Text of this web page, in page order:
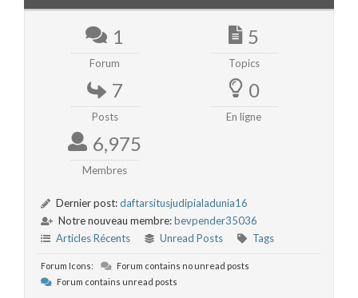
1
Forum
5
Topics
7
Posts
0
En ligne
6,975
Membres
Dernier post:daftarsitusjudipialadunia16
Notre nouveau membre:bevpender35036
Articles Récents
Unread Posts Tags
Forum Icons:
Forum contains no unread posts
Forum contains unread posts